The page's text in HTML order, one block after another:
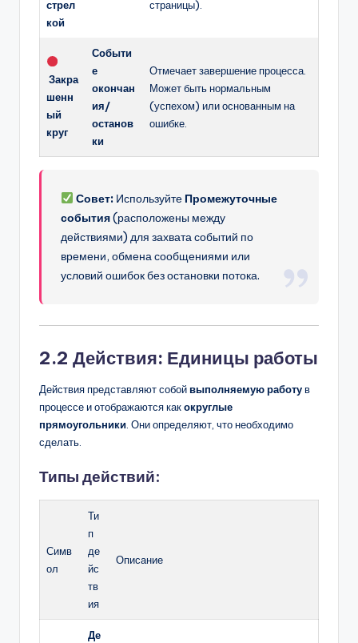
стрел
кой
страницы).
Закра
шенн
ый
круг
Событи
е
окончан
ия/
останов
ки
Отмечает завершение процесса.
Может быть нормальным
(успехом) или основанным на
ошибке.
Совет: Используйте Промежуточные
события(расположены между
действиями) для захвата событий по
времени, обмена сообщениями или
условий ошибок без остановки потока.
2.2 Действия: Единицы работы
Действия представляют собойвыполняемую работув
процессе и отображаются какокруглые
прямоугольники . Они определяют, что необходимо
сделать.
Типы действий:
Симв
ол
Ти
п
де
йс
тв
ия
Описание
Де